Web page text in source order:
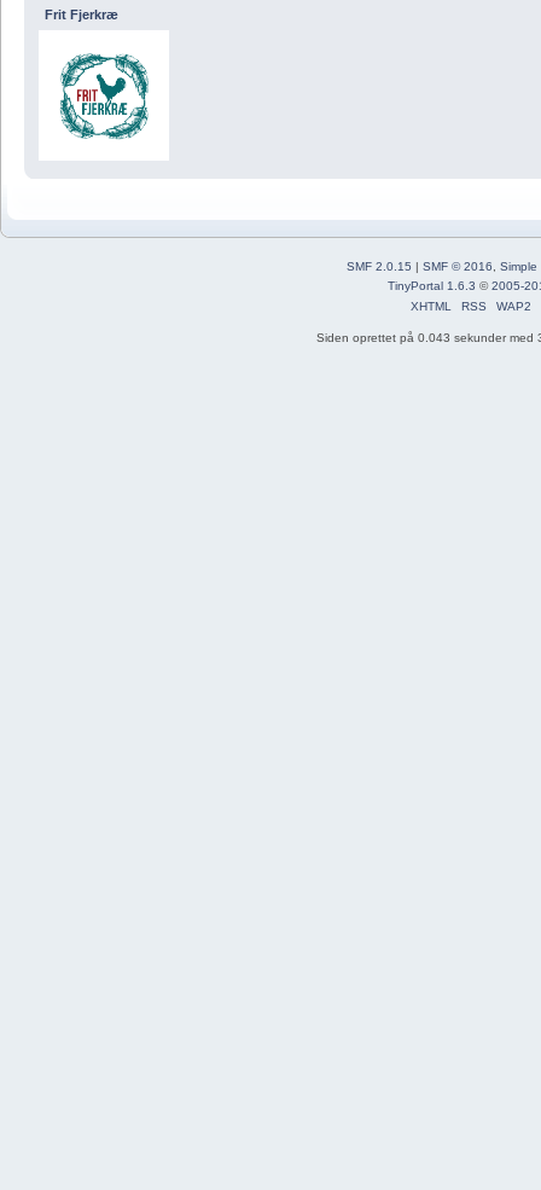
Frit Fjerkræ
SMF 2.0.15 | SMF © 2016
Simple
TinyPortal 1.6.3 ©2005-
XHTML
RSS WAP2
Siden oprettet på 0.043 sekunder med